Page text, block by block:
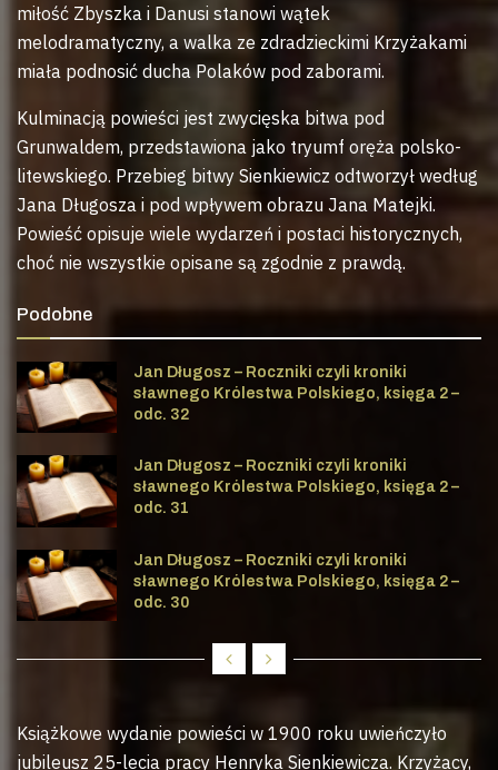
miłość Zbyszka i Danusi stanowi wątek
melodramatyczny, a walka ze zdradzieckimi Krzyżakami
miała podnosić ducha Polaków pod zaborami.
Kulminacją powieści jest zwycięska bitwa pod
Grunwaldem, przedstawiona jako tryumf oręża polsko-
litewskiego. Przebieg bitwy Sienkiewicz odtworzył według
Jana Długosza i pod wpływem obrazu Jana Matejki.
Powieść opisuje wiele wydarzeń i postaci historycznych,
choć nie wszystkie opisane są zgodnie z prawdą.
Podobne
Jan Długosz – Roczniki czyli kroniki
sławnego Królestwa Polskiego, księga 2 –
odc. 32
Jan Długosz – Roczniki czyli kroniki
sławnego Królestwa Polskiego, księga 2 –
odc. 31
Jan Długosz – Roczniki czyli kroniki
sławnego Królestwa Polskiego, księga 2 –
odc. 30
Książkowe wydanie powieści w 1900 roku uwieńczyło
jubileusz 25-lecia pracy Henryka Sienkiewicza. Krzyżacy,